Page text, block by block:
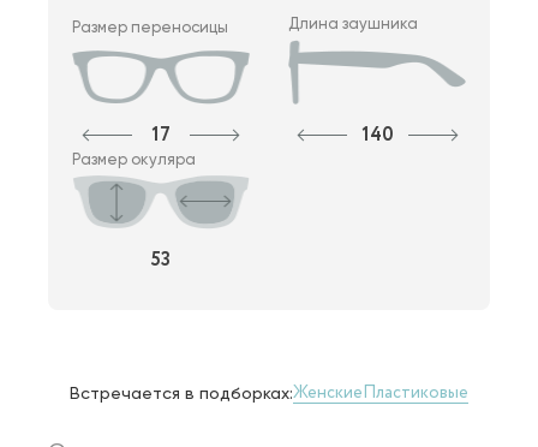
Размер переносицы
17
Длина заушника
140
Размер окуляра
53
Встречается в подборках:ЖенскиеПластиковые